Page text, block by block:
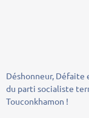
Déshonneur, Défaite
du parti socialiste
Touconkhamon !